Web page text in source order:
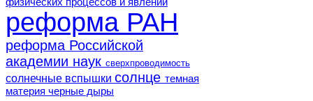
реформа РАН
реформа Российской
академии наук сверхпроводимость
солнечные вспышки солнце темная
материя черные дыры